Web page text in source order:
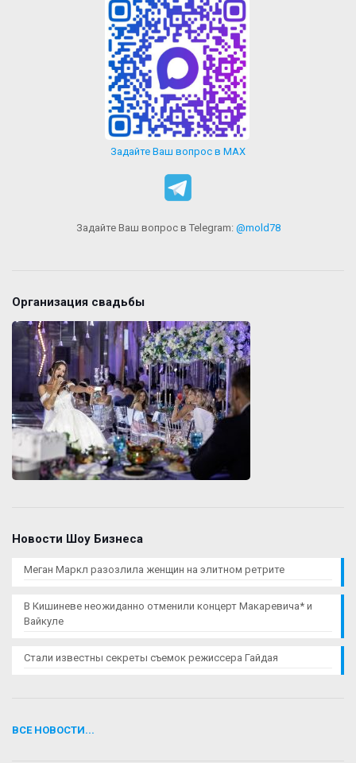
Задайте Ваш вопрос в MAX
Задайте Ваш вопрос в Telegram: @mold78
Организация свадьбы
Новости Шоу Бизнеса
Меган Маркл разозлила женщин на элитном ретрите
В Кишиневе неожиданно отменили концерт Макаревича* и
Вайкуле
Стали известны секреты съемок режиссера Гайдая
ВСЕ НОВОСТИ...